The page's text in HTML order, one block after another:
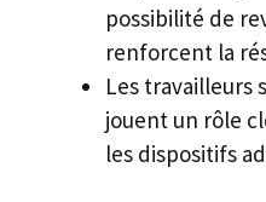
possibilité de
renforcent la
Les travailleurs
jouent un rôle
les dispositifs